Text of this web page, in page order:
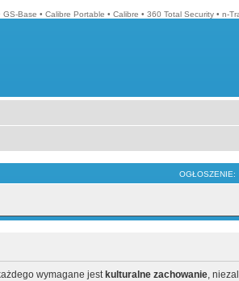
GS-Base • Calibre Portable • Calibre • 360 Total Security • n-
OGŁOSZENIE:
wymagane jest kulturalne zachowanie,